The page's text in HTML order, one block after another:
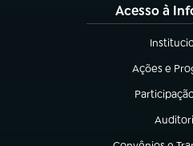
Acesso à
(abre em
Ações e
(abre em
(abre em
(abre